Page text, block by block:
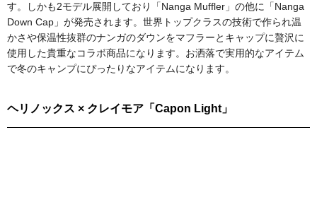
す。しかも2モデル展開しており「Nanga Muffler」の他に「Nanga
Down Cap」が発売されます。世界トップクラスの技術で作られ温
かさや保温性抜群のナンガのダウンをマフラーとキャップに贅沢に
使用した貴重なコラボ商品になります。お洒落で実用的なアイテム
で冬のキャンプにぴったりなアイテムになります。
ヘリノックス × クレイモア「Capon Light」